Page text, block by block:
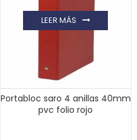
Portabloc saro 4 anillas 40mm
pvc folio rojo
LEER MÁS